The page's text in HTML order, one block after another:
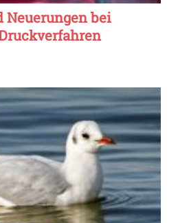
bei